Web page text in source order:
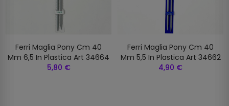
Ferri Maglia Pony Cm 40
Mm 6,5 In Plastica Art 34664
5,80 €
Ferri Maglia Pony Cm 40
Mm 5,5 In Plastica Art 34662
4,90 €